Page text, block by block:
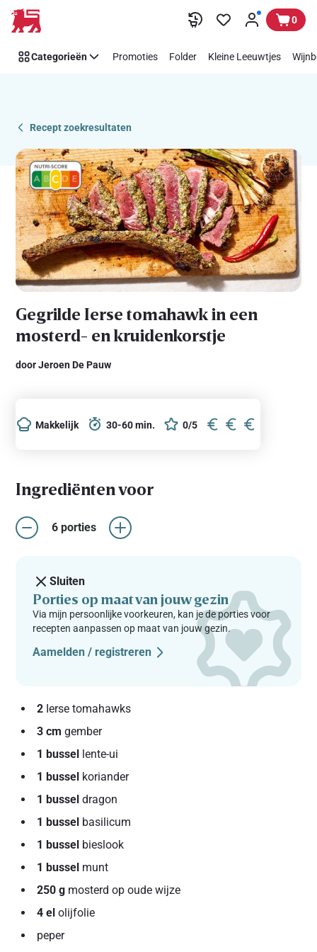
Overslaan
Recipe
Details
0
Categorieën Promoties Folder Kleine Leeuwtjes
Recept zoekresultaten
Gegrilde Ierse tomahawk in een
mosterd- en kruidenkorstje
door Jeroen De Pauw
Makkelijk 30-60 min. 0/5
Ingrediënten voor
6 porties
Sluiten
Porties op maat van jouw gezin
Via mijn persoonlijke voorkeuren, kan je de porties voor
recepten aanpassen op maat van jouw gezin.
Aamelden / registreren
2 Ierse tomahawks
3 cm gember
1 bussel lente-ui
1 bussel koriander
1 bussel dragon
1 bussel basilicum
1 bussel bieslook
1 bussel munt
250 g mosterd op oude wijze
4 el olijfolie
peper